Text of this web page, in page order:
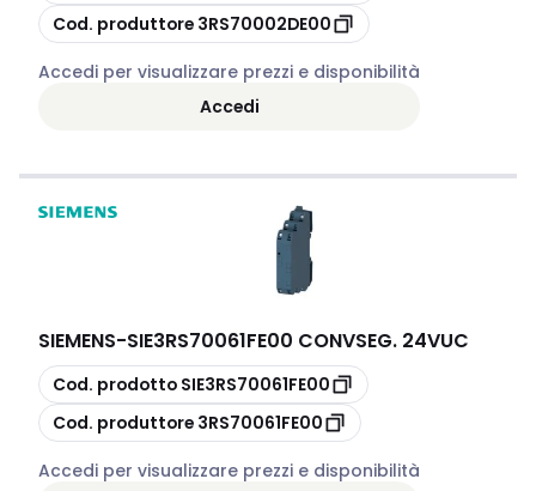
copia
Cod. produttore 3RS70002DE00
Accedi per visualizzare prezzi e disponibilità
Accedi
SIEMENS-SIE3RS70061FE00 CONVSEG. 24VUC
copia
Cod. prodotto SIE3RS70061FE00
copia
Cod. produttore 3RS70061FE00
Accedi per visualizzare prezzi e disponibilità